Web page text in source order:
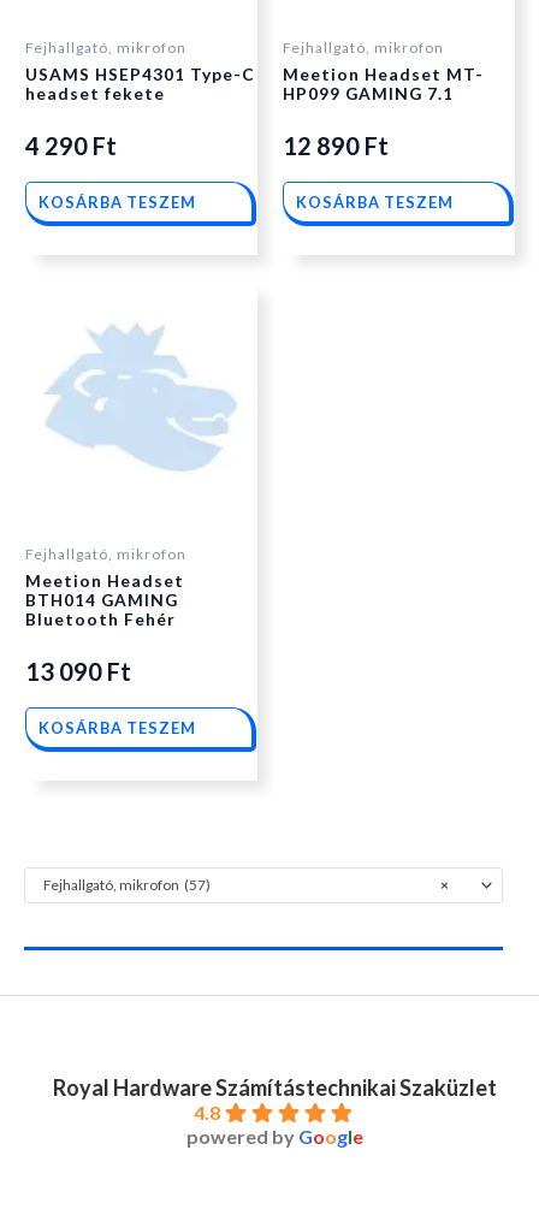
×
Fejhallgató, mikrofon (57)
Fejhallgató, mikrofon
USAMS HSEP4301 Type-C
headset fekete
4 290 Ft
KOSÁRBA TESZEM
Fejhallgató, mikrofon
Meetion Headset MT-
HP099 GAMING 7.1
12 890 Ft
KOSÁRBA TESZEM
Fejhallgató, mikrofon
Meetion Headset
BTH014 GAMING
Bluetooth Fehér
13 090 Ft
KOSÁRBA TESZEM
Royal Hardware Számítástechnikai Szaküzlet
4.8
powered by Google